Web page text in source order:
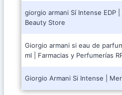
giorgio armani Sí Intense EDP |
Beauty Store
Giorgio armani si eau de
ml | Farmacias y Perfumerías
Giorgio Armani Si Intense |